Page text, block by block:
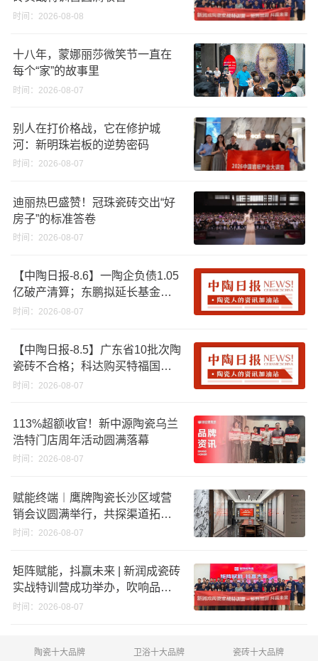
时间：2026-08-08
十八年，蒙娜丽莎微笑节一直在
每个“家”的故事里
时间：2026-08-07
别人在打价格战，它在修护城
河：新明珠岩板的逆势密码
时间：2026-08-07
迪丽热巴盛赞！冠珠瓷砖交出“好
房子”的标准答卷
时间：2026-08-07
【中陶日报-8.6】一陶企负债1.05
亿破产清算；东鹏拟延长基金投
资期限；工信部开展建陶行业能
时间：2026-08-07
【中陶日报-8.5】广东省10批次陶
瓷砖不合格；科达购买特福国际
股份申请未通过；蒙娜丽莎5千万
破18亿元
时间：2026-08-07
113%超额收官！新中源陶瓷乌兰
浩特门店周年活动圆满落幕
时间：2026-08-07
赋能终端︱鹰牌陶瓷长沙区域营
销会议圆满举行，共探渠道拓展
与门店升级新路径
时间：2026-08-07
矩阵赋能，抖赢未来 | 新润成瓷砖
实战特训营成功举办，吹响品牌
秋季营销冲锋号！
时间：2026-08-07
陶瓷十大品牌 卫浴十大品牌 瓷砖十大品牌